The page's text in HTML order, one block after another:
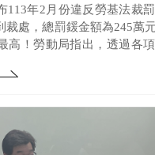
113年2月份違反勞基法裁
裁處，總罰鍰金額為245萬
高！勞動局指出，透過各
一。